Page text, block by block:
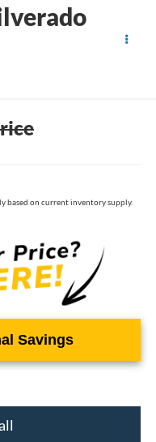
based on current inventory supply.
Savings